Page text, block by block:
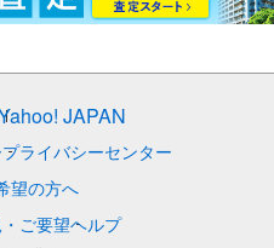
JAPAN
プライバシーセンター
望の方へ
ご要望ヘルプ